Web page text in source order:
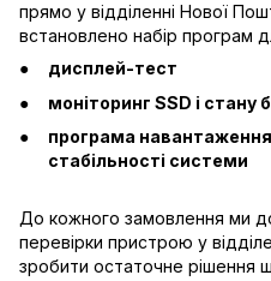
прямо у відділенні Нової
встановлено набір програм
дисплей-тест
моніторинг SSD і стану
програма
стабільності системи
До кожного замовлення ми
перевірки пристрою у
зробити остаточне рішення